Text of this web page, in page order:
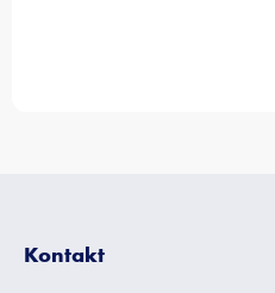
Kontakt